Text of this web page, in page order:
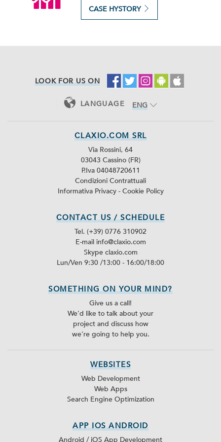
CASE HYSTORY
LOOK FOR US ON
LANGUAGE
ENG
CLAXIO.COM SRL
Via Rossini, 64
03043 Cassino (FR)
P.Iva 04048720611
Condizioni Contrattuali
Informativa Privacy - Cookie Policy
CONTACT US / SCHEDULE
Tel. (+39) 0776 310902
E-mail info@claxio.com
Skype claxio.com
Lun/Ven 9:30 /13:00 - 16:00/18:00
SOMETHING ON YOUR MIND?
Give us a call!
We'd like to talk about your
project and discuss how
we're going to help you.
WEBSITES
Web Development
Web Apps
Search Engine Optimization
APP IOS ANDROID
Android / iOS App Development